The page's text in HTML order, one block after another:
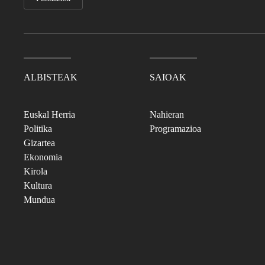
ALBISTEAK
Euskal Herria
Politika
Gizartea
Ekonomia
Kirola
Kultura
Mundua
SAIOAK
Nahieran
Programazioa